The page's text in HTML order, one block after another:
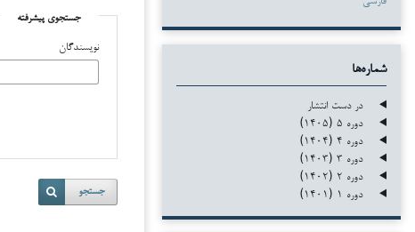
شماره‌ها
در دست انتشار
دوره ۵ (۱۴۰۵)
دوره ۴ (۱۴۰۴)
دوره ۳ (۱۴۰۳)
دوره ۲ (۱۴۰۲)
دوره ۱ (۱۴۰۱)
جستجوی پیشرفته
نویسندگان
جستجو